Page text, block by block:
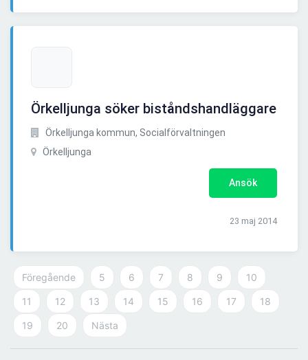
Örkelljunga söker biståndshandläggare
Örkelljunga kommun, Socialförvaltningen
Örkelljunga
Ansök
23 maj 2014
Föregående 5 6 7 8 9 10
11 12 13 14 15 16 17 18
19 20 Nästa